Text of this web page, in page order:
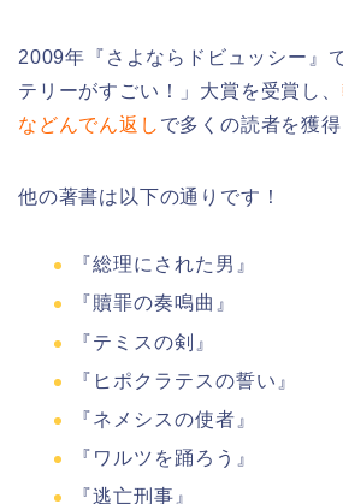
2009年『さよならドビュッシー』
テリーがすごい！」大賞を受賞し、
などんでん返し で多くの読者を獲得
他の著書は以下の通りです！
『総理にされた男』
『贖罪の奏鳴曲』
『テミスの剣』
『ヒポクラテスの誓い』
『ネメシスの使者』
『ワルツを踊ろう』
『逃亡刑事』